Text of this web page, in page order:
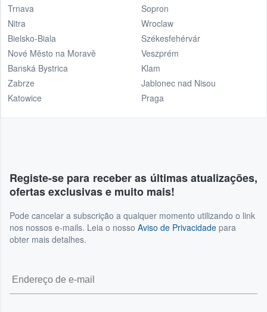
Trnava
Nitra
Bielsko-Biala
Nové Město na Moravě
Banská Bystrica
Zabrze
Katowice
Sopron
Wroclaw
Székesfehérvár
Veszprém
Klam
Jablonec nad Nisou
Praga
Registe-se para receber as últimas atualizações,
ofertas exclusivas e muito mais!
Pode cancelar a subscrição a qualquer momento utilizando o link
nos nossos e-mails. Leia o nosso Aviso de Privacidade para
obter mais detalhes.